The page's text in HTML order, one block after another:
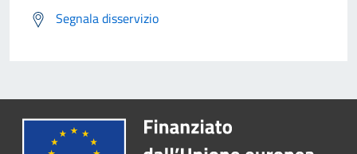
Segnala disservizio